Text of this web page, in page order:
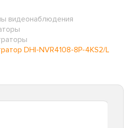
видеонаблюдения
DHI-NVR4108-8P-4KS2/L